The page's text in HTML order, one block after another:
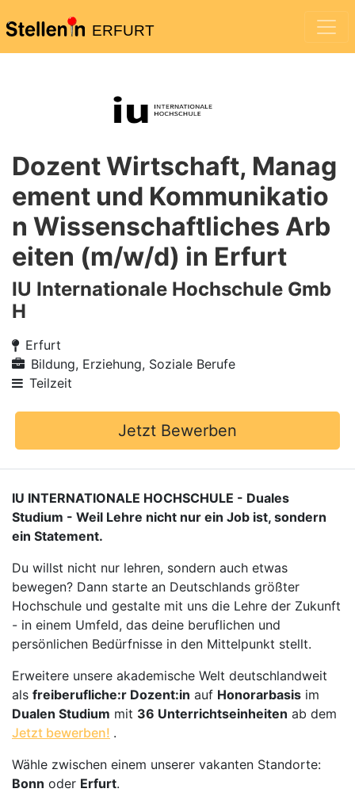
ERFURT
Dozent Wirtschaft, Manag
ement und Kommunikatio
n Wissenschaftliches Arb
eiten (m/w/d) in Erfurt
IU Internationale Hochschule Gmb
H
Erfurt
Bildung, Erziehung, Soziale Berufe
Teilzeit
Jetzt Bewerben
IU INTERNATIONALE HOCHSCHULE - Duales
Studium - Weil Lehre nicht nur ein Job ist, sondern
ein Statement.
Du willst nicht nur lehren, sondern auch etwas
bewegen? Dann starte an Deutschlands größter
Hochschule und gestalte mit uns die Lehre der Zukunft
- in einem Umfeld, das deine beruflichen und
persönlichen Bedürfnisse in den Mittelpunkt stellt.
Erweitere unsere akademische Welt deutschlandweit
als freiberufliche:r Dozent:in auf Honorarbasis im
Dualen Studium mit 36 Unterrichtseinheiten ab dem
Jetzt bewerben! .
Wähle zwischen einem unserer vakanten Standorte:
Bonn oder Erfurt.